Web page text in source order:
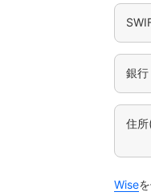
銀行
住
Wise